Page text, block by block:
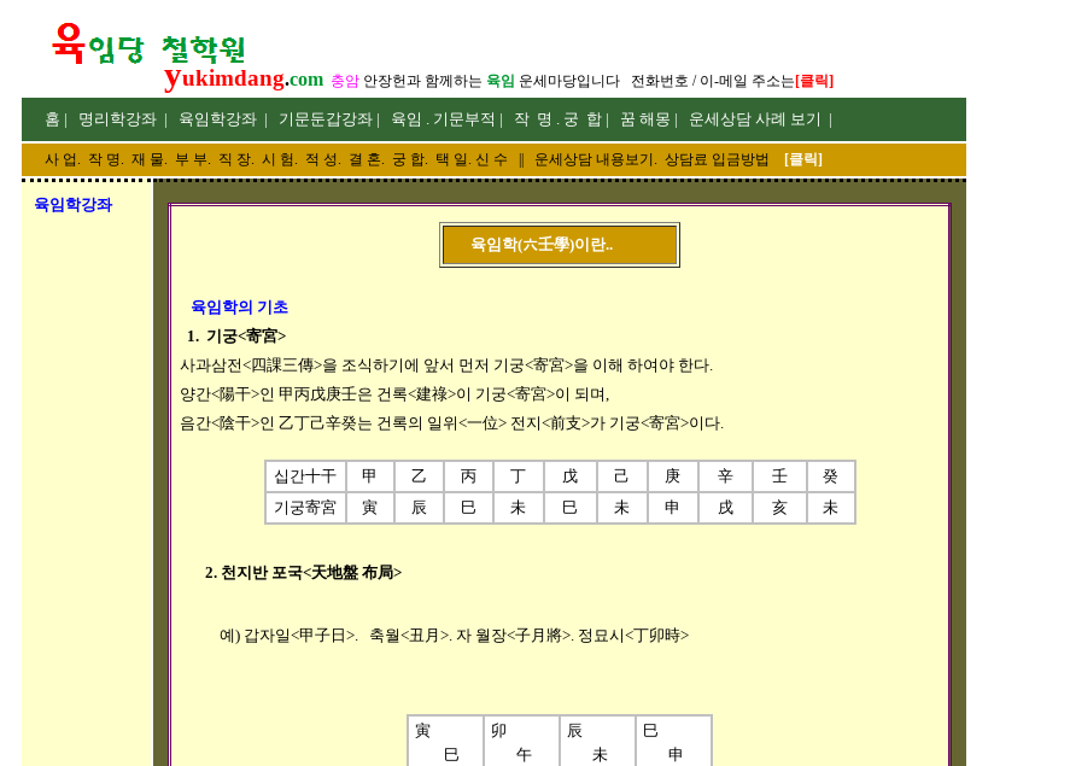
yukimdang.com 충암 안장헌과 함께하는 육임 운세마당입니다 전화번호 / 이-메일 주소는 [클릭]
홈 | 명리 학강좌 | 육임학강좌 | 기문둔갑강좌 | 육임 . 기문부적 | 작 명 . 궁 합 | 꿈 해몽 | 운세상담 사례 보기 |
사 업 . 작 명. 재 물. 부 부. 직 장. 시 험. 적 성. 결 혼. 궁 합. 택 일. 신 수 운세 상담 내용보기. 상담료 입금방법 [클릭]
육임학강좌
육임학(六壬學)이란..
육임학의 기초
1. 기궁<寄宮>
사과삼전<四課三傳>을 조식하기에 앞서 먼저 기궁<寄宮>을 이해 하여야 한다.
양간<陽干>인 甲丙戊庚壬은 건록<建祿>이 기궁<寄宮>이 되며,
음간<陰干>인 乙丁己辛癸는 건록의 일위<一位> 전지<前支>가 기궁<寄宮>이다.
십간十干 甲 乙 丙 丁 戊 己 庚 辛 壬
癸
기궁寄宮
寅 辰 巳 未 巳 未 申 戌 亥 未
2. 천지반 포국<天地盤 布局>
예) 갑자일<甲子日>. 축월<丑月>. 자 월장<子月將>. 정묘시<丁卯時>
寅
巳
卯
午
辰
未
巳
申